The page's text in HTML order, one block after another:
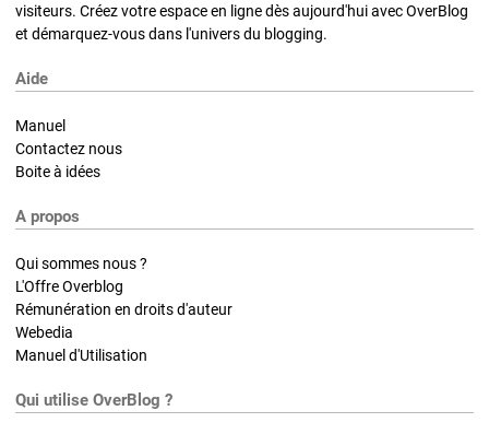
visiteurs. Créez votre espace en ligne dès aujourd'hui avec OverBlog
et démarquez-vous dans l'univers du blogging.
Aide
Manuel
Contactez nous
Boite à idées
A propos
Qui sommes nous ?
L'Offre Overblog
Rémunération en droits d'auteur
Webedia
Manuel d'Utilisation
Qui utilise OverBlog ?